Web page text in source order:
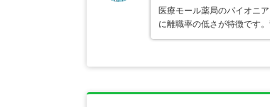
医療モール薬局のパイオニ
に離職率の低さが特徴です